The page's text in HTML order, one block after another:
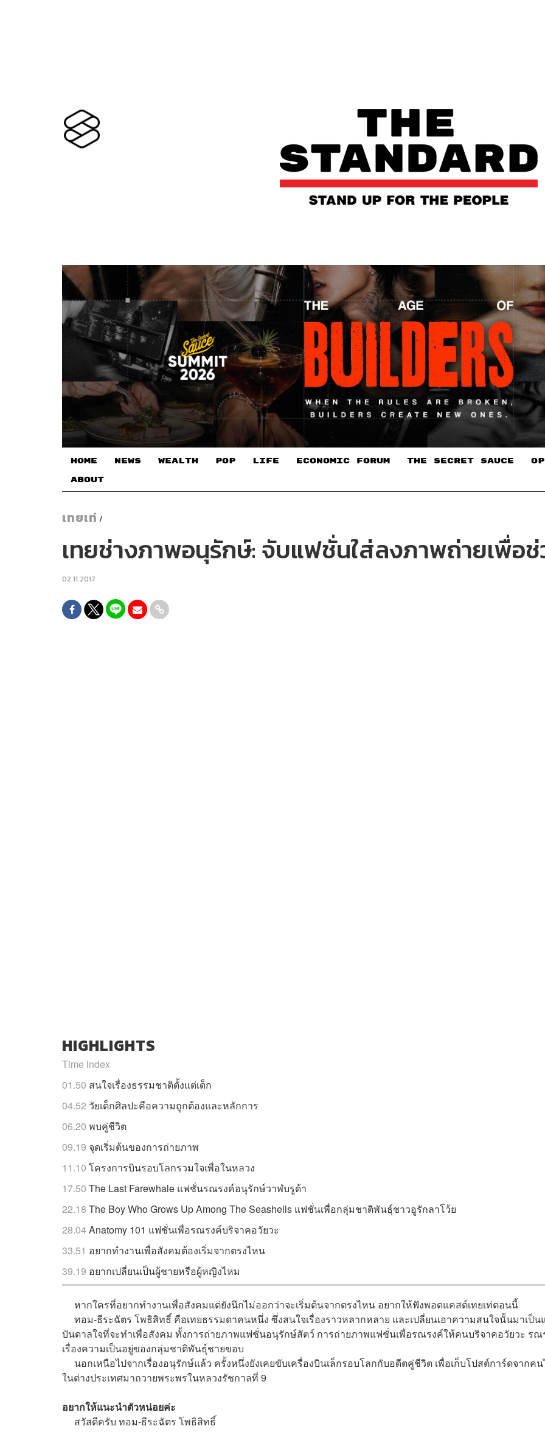
HOME NEWS WEALTH POP LIFE ECONOMIC FORUM THE SECRET SAUCE​
ABOUT
เทยเท่ /
เทยช่างภาพอนุรักษ์: จับแฟชั่นใส่ลงภาพถ่ายเพื่อ
02.11.2017
HIGHLIGHTS
Time index
01.50 สนใจเรื่องธรรมชาติตั้งแต่เด็ก
04.52 วัยเด็กศิลปะคือความถูกต้องและหลักการ
06.20 พบคู่ชีวิต
09.19 จุดเริ่มต้นของการถ่ายภาพ
11.10 โครงการบินรอบโลกรวมใจเพื่อในหลวง
17.50 The Last Farewhale แฟชั่นรณรงค์อนุรักษ์วาฬบรูด้า
22.18 The Boy Who Grows Up Among The Seashells แฟชั่นเพื่อกลุ่มชาติพันธุ์ชาวอูรักลาโว้ย
28.04Anatomy 101 แฟชั่นเพื่อรณรงค์บริจาคอวัยวะ
33.51 อยากทำงานเพื่อสังคมต้องเริ่มจากตรงไหน
39.19 อยากเปลี่ยนเป็นผู้ชายหรือผู้หญิงไหม
หากใครที่อยากทำงานเพื่อสังคมแต่ยังนึกไม่ออกว่าจะเริ่มต้นจากตรงไหน อยากให้ฟังพอดแคสต์เทยเท่ตอนนี้
ทอม-ธีระฉัตร โพธิสิทธิ์ คือเทยธรรมดาคนหนึ่ง ซึ่งสนใจเรื่องราวหลากหลาย และเปลี่ยนเอาความสนใจนั้นมาเป็น
บันดาลใจที่จะทำเพื่อสังคม ทั้งการถ่ายภาพแฟชั่นอนุรักษ์สัตว์ การถ่ายภาพแฟชั่นเพื่อรณรงค์ให้คนบริจาคอวัยวะ รณ
เรื่องความเป็นอยู่ของกลุ่มชาติพันธุ์ชายขอบ
นอกเหนือไปจากเรื่องอนุรักษ์แล้ว ครั้งหนึ่งยังเคยขับเครื่องบินเล็กรอบโลกกับอดีตคู่ชีวิต เพื่อเก็บโปสต์การ์ดจากคน
ในต่างประเทศมาถวายพระพรในหลวงรัชกาลที่ 9
อยากให้แนะนำตัวหน่อยค่ะ
สวัสดีครับ ทอม-ธีระฉัตร โพธิสิทธิ์